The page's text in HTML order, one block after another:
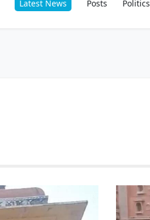
Latest News Posts Politics